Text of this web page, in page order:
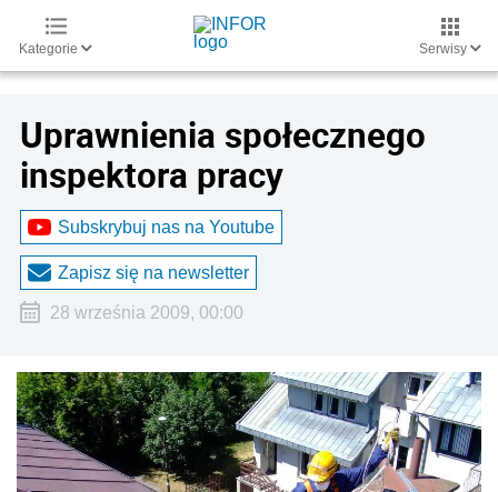
Kategorie Serwisy
Uprawnienia społecznego
inspektora pracy
Subskrybuj nas na Youtube
Zapisz się na newsletter
28 września 2009, 00:00